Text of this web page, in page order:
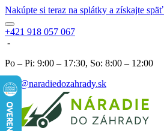
Nakúpte si teraz na splátky a získajte
+421 918 057 067
-
Po – Pi: 9:00 – 17:30, So: 8:00 – 12:00
info@naradiedozahrady.sk